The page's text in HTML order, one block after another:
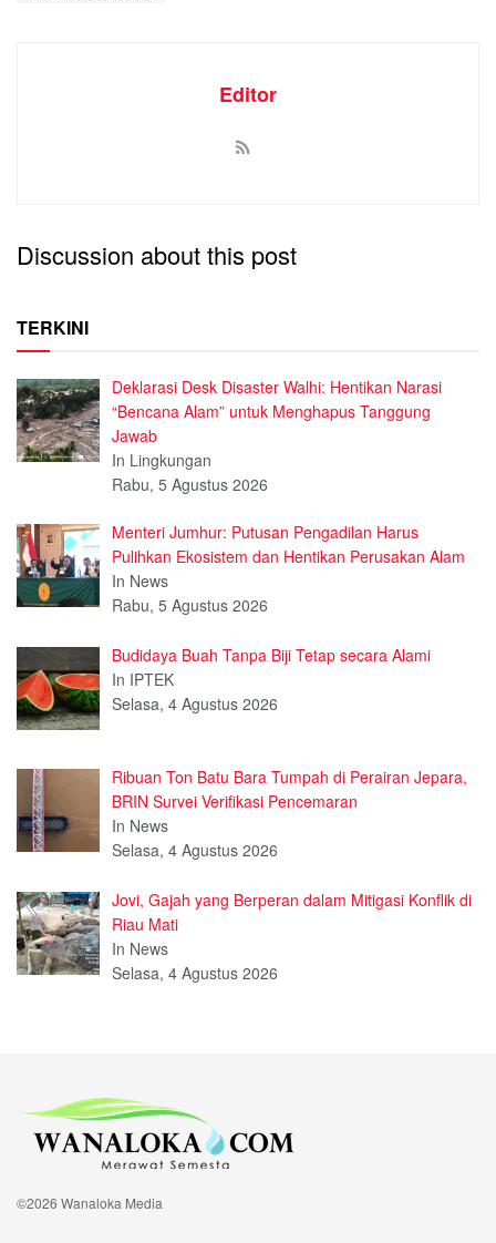
Editor
Discussion about this post
TERKINI
Deklarasi Desk Disaster Walhi: Hentikan Narasi
“Bencana Alam” untuk Menghapus Tanggung
Jawab
In Lingkungan
Rabu, 5 Agustus 2026
Menteri Jumhur: Putusan Pengadilan Harus
Pulihkan Ekosistem dan Hentikan Perusakan Alam
In News
Rabu, 5 Agustus 2026
Budidaya Buah Tanpa Biji Tetap secara Alami
In IPTEK
Selasa, 4 Agustus 2026
Ribuan Ton Batu Bara Tumpah di Perairan Jepara,
BRIN Survei Verifikasi Pencemaran
In News
Selasa, 4 Agustus 2026
Jovi, Gajah yang Berperan dalam Mitigasi Konflik di
Riau Mati
In News
Selasa, 4 Agustus 2026
©2026 Wanaloka Media